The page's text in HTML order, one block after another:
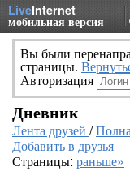
LiveInternet
мобильная версия
Вы были
страницы.
Авторизация
Дневник
Лента друзей /
Добавить в друзья
Страницы: раньше»